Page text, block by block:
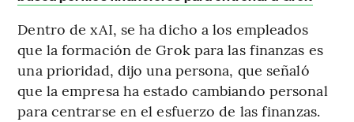
Dentro de xAI, se ha dicho a los empleados
que la formación de Grok para las finanzas es
una prioridad, dijo una persona, que señaló
que la empresa ha estado cambiando personal
para centrarse en el esfuerzo de las finanzas.